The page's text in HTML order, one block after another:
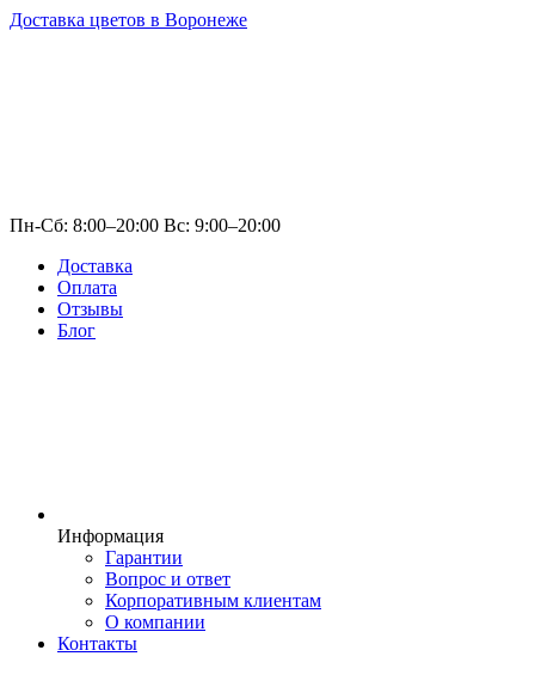
Доставка цветов в Воронеже
Пн-Сб: 8:00–20:00 Вс: 9:00–20:00
Доставка
Оплата
Отзывы
Блог
Информация
Гарантии
Вопрос и ответ
Корпоративным клиентам
О компании
Контакты